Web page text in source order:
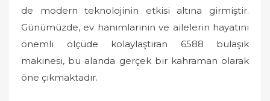
de modern teknolojinin etkisi altına girmiştir.
Günümüzde, ev hanımlarının ve ailelerin hayatını
önemli ölçüde kolaylaştıran 6588 bulaşık
makinesi, bu alanda gerçek bir kahraman olarak
öne çıkmaktadır.